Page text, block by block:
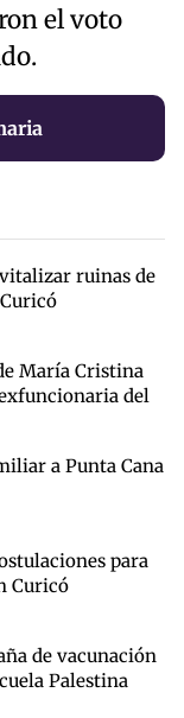
el voto
ruinas de
María Cristina
del
a Punta Cana
para
Curicó
de vacunación
Palestina